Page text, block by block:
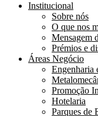
Institucional
Sobre nós
O que nos
Mensagem
Prémios e
Áreas Negócio
Engenharia
Promoção
Hotelaria
Parques de